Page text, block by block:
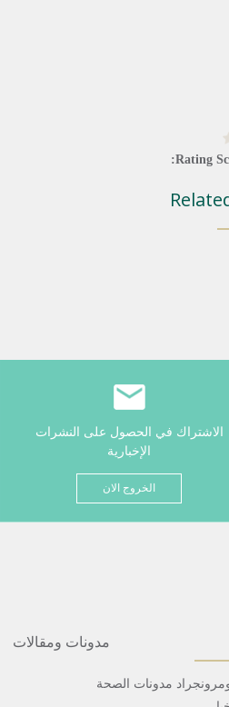
Rating
الاشتراك في الحصول على النشرات
الإخبارية
الخروج الان
مدونات ومقالات
مدونات الصحة